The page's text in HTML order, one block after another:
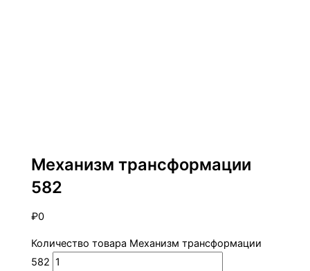
Механизм трансформации
582
₽0
Количество товара Механизм трансформации
582